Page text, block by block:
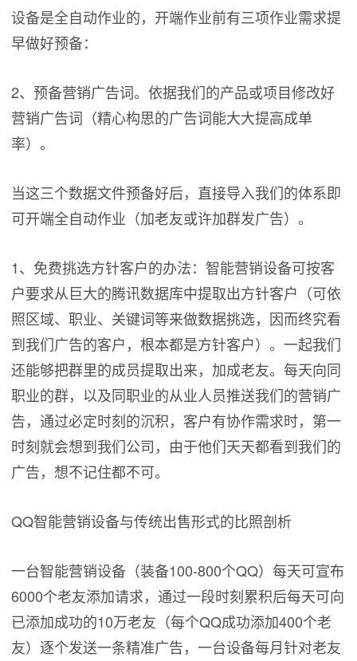
设备是全自动作业的，开端作业前有三项作业需求提
早做好预备：
2、预备营销广告词。依据我们的产品或项目修改好
营销广告词（精心构思的广告词能大大提高成单
率）。
当这三个数据文件预备好后，直接导入我们的体系即
可开端全自动作业（加老友或许加群发广告）。
1、免费挑选方针客户的办法：智能营销设备可按客
户要求从巨大的腾讯数据库中提取出方针客户（可依
照区域、职业、关键词等来做数据挑选，因而终究看
到我们广告的客户，根本都是方针客户）。一起我们
还能够把群里的成员提取出来，加成老友。每天向同
职业的群，以及同职业的从业人员推送我们的营销广
告，通过必定时刻的沉积，客户有协作需求时，第一
时刻就会想到我们公司，由于他们天天都看到我们的
广告，想不记住都不可。
QQ智能营销设备与传统出售形式的比照剖析
一台智能营销设备（装备100-800个QQ）每天可宣布
6000个老友添加请求，通过一段时刻累积后每天可向
已添加成功的10万老友（每个QQ成功添加400个老
友）逐个发送一条精准广告，一台设备每月针对老友